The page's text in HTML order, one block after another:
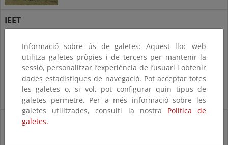
IEET
Especies Terrestres
INES
Informació sobre ús de galetes: Aquest lloc web
utilitza galetes pròpies i de tercers per mantenir la
sessió, personalitzar l’experiència de l’usuari i obtenir
dades estadístiques de navegació. Pot acceptar totes
les galetes o, si vol, pot configurar quin tipus de
galetes permetre. Per a més informació sobre les
galetes utilitzades, consulti la nostra Política de
galetes.